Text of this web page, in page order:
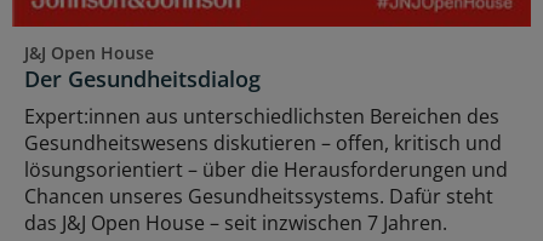
J&J Open House
Der Gesundheitsdialog
Expert:innen aus unterschiedlichsten Bereichen des
Gesundheitswesens diskutieren – offen, kritisch und
lösungsorientiert – über die Herausforderungen und
Chancen unseres Gesundheitssystems. Dafür steht
das J&J Open House – seit inzwischen 7 Jahren.